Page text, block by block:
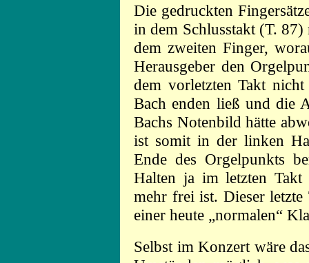
Die gedruckten
in dem Schlusstakt (T.
dem zweiten Finger,
Herausgeber den
dem vorletzten Takt
Bach enden ließ und die
Bachs Notenbild hätte
ist somit in der linken
Ende des Orgelpunkts
Halten ja im letzten
mehr frei ist. Dieser
einer heute „normalen“
Selbst im Konzert wäre